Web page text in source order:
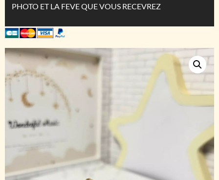
PHOTO ET LA FEVE QUE VOUS RECEVREZ